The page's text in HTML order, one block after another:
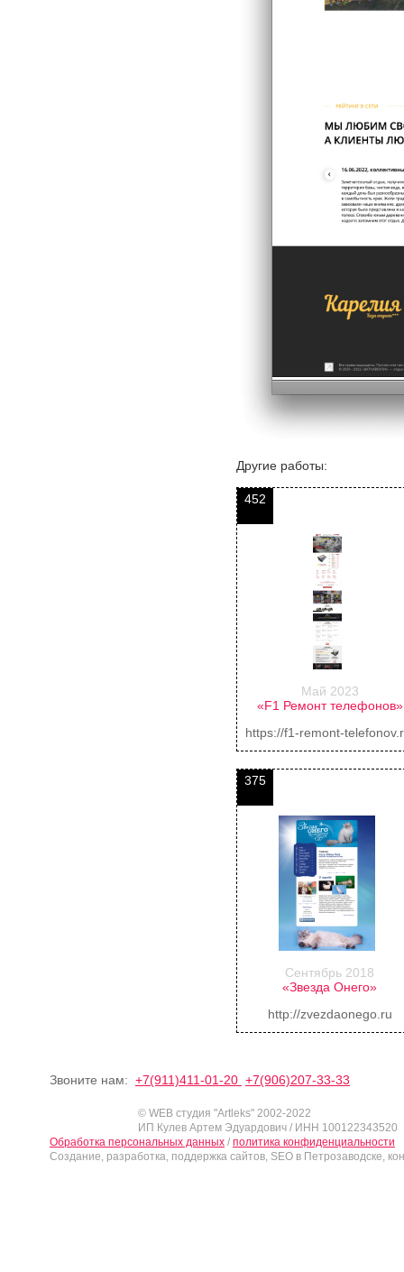
Другие работы:
452
Май 2023
«F1 Ремонт телефонов»
https://f1-remont-
375
Сентябрь 2018
«Звезда Онего»
http://zvezdaonego.ru
Звоните нам: +7(911)411-01-20 +7(906)207-33-33
© WEB студия "Artleks" 2002-2022
ИП Кулев Артем Эдуардович / ИНН 100122343520
Обработка персональных данных / политика конфиденциальности
Создание, разработка, поддержка сайтов, SEO в Петрозаводске,